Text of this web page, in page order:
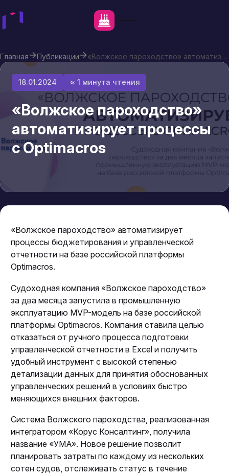
Главная Публикации «Волжское пароходство» автоматизирует процессы с Optimacros
18.01.2024 ≈ 1 минута чтения
«Волжское пароходство»
автоматизирует процессы
с Optimacros
«Волжское пароходство» автоматизирует
процессы бюджетирования и управленческой
отчетности на базе российской платформы
Optimacros.
Судоходная компания «Волжское пароходство»
за два месяца запустила в промышленную
эксплуатацию MVP-модель на базе российской
платформы Optimacros. Компания ставила целью
отказаться от ручного процесса подготовки
управленческой отчетности в Excel и получить
удобный инструмент с высокой степенью
детализации данных для принятия обоснованных
управленческих решений в условиях быстро
меняющихся внешних факторов.
Система Волжского пароходства, реализованная
интегратором «Корус Консалтинг», получила
название «УМА». Новое решение позволит
планировать затраты по каждому из нескольких
сотен судов, отслеживать статус в течение